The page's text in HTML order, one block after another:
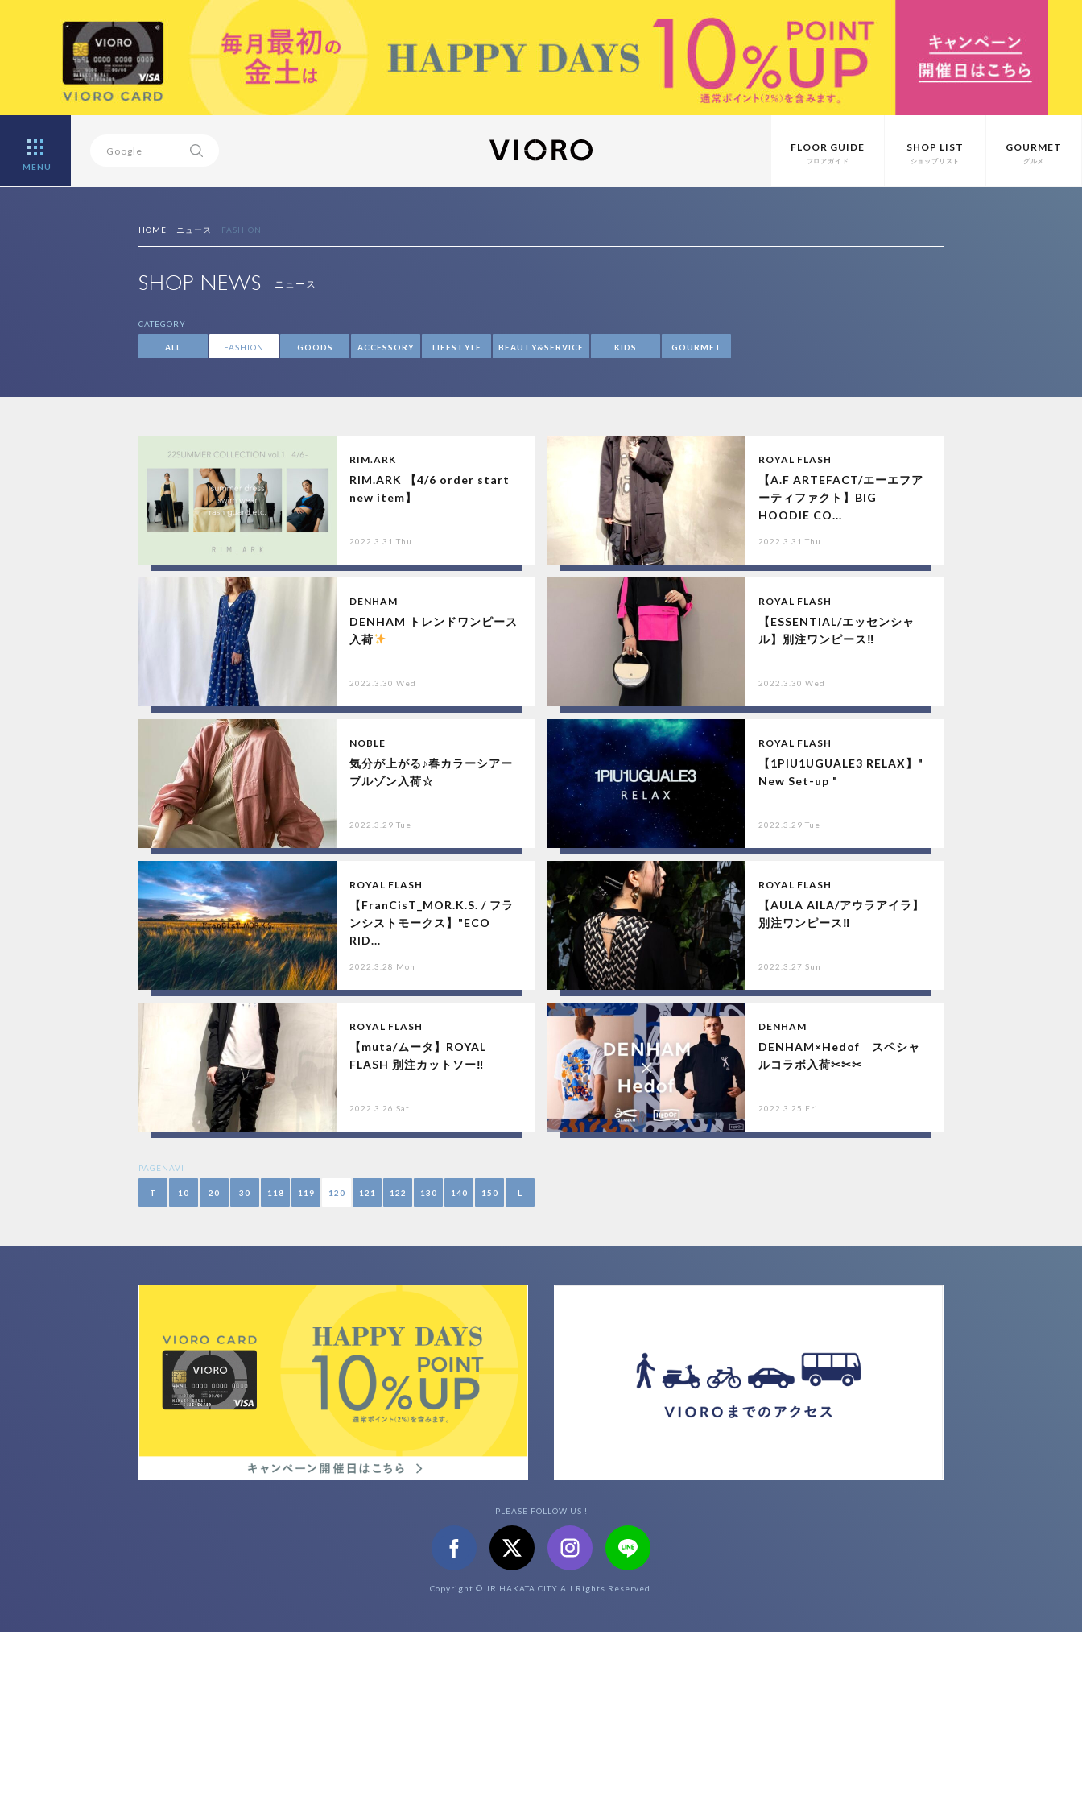
MENU
FLOOR GUIDE
フロアガイド
SHOP LIST
ショップリスト
GOURMET
グルメ
HOME ニュース FASHION
SHOP NEWS ニュース
CATEGORY
ALL FASHION GOODS ACCESSORY LIFESTYLE BEAUTY&SERVICE KIDS GOURMET
RIM.ARK
RIM.ARK 【4/6 order start
new item】
2022.3.31 Thu
ROYAL FLASH
【A.F ARTEFACT/エーエフア
ーティファクト】BIG
HOODIE CO...
2022.3.31 Thu
DENHAM
DENHAM トレンドワンピース
入荷
2022.3.30 Wed
ROYAL FLASH
【ESSENTIAL/エッセンシャ
ル】別注ワンピース‼︎
2022.3.30 Wed
NOBLE
気分が上がる♪春カラーシアー
ブルゾン入荷☆
2022.3.29 Tue
ROYAL FLASH
【1PIU1UGUALE3 RELAX】"
New Set-up "
2022.3.29 Tue
ROYAL FLASH
【FranCisT_MOR.K.S. / フラ
ンシストモークス】"ECO
RID...
2022.3.28 Mon
ROYAL FLASH
【AULA AILA/アウラアイラ】
別注ワンピース‼︎
2022.3.27 Sun
ROYAL FLASH
【muta/ムータ】ROYAL
FLASH 別注カットソー‼︎
2022.3.26 Sat
DENHAM
DENHAM×Hedof スペシャ
ルコラボ入荷✂✂✂
2022.3.25 Fri
PAGENAVI
T 10 20 30 118 119 120 121 122 130 140 150 L
PLEASE FOLLOW US !
Copyright © JR HAKATA CITY All Rights Reserved.